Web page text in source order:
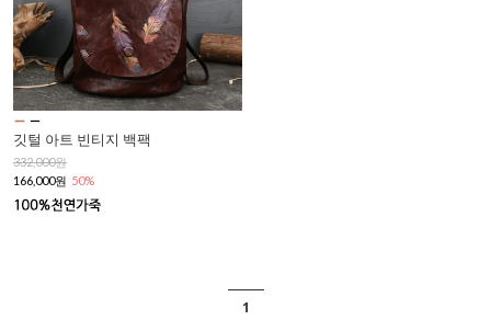
깃털 아트 빈티지 백팩
332,000원
166,000원 50%
1